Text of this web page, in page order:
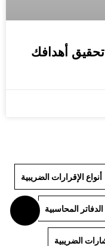
أهدافك
أنواع الإقرارات الضريبية
المحاسبية
الضريبية